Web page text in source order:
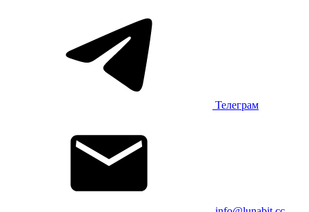
Телеграм